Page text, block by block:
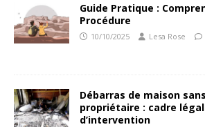
Guide Pratique :
Procédure
10/10/2025 Lesa Rose
Débarras de maison
propriétaire : cadre
d’intervention